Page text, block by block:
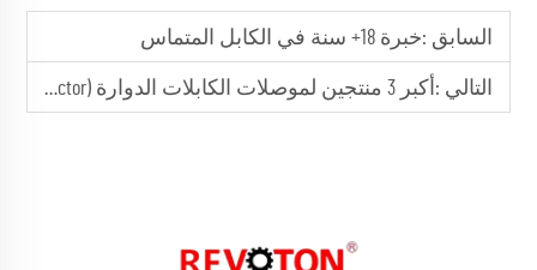
السابق :خبرة 18+ سنة في الكابل المتماس
التالي : أكبر 3 منتجين لموصلات الكابلات الدوارة (RF Coaxial Connector) في جنوب شرق آسيا